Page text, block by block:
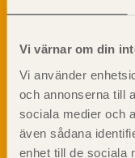
Vi värnar om din
Vi använder
och annonserna till
sociala medier och
även sådana
enhet till de sociala